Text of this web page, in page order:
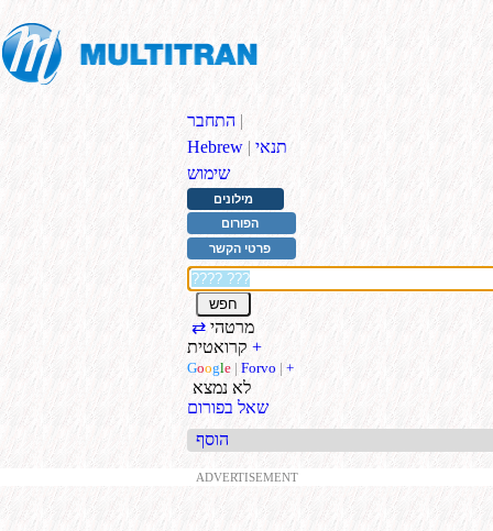
התחבר |
Hebrew | תנאי
שימוש
מילונים
הפורום
פרטי הקשר
מרטהי ⇄
+
Google | Forvo | +
לא נמצא
שאל בפורום
הוסף
ADVERTISEMENT